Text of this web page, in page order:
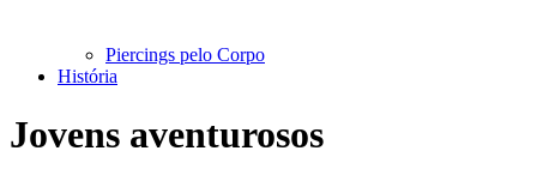
Piercings pelo Corpo
História
Jovens aventurosos